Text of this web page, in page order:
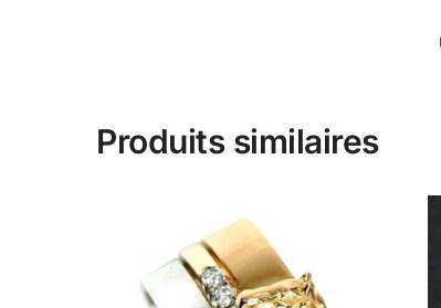
Produits similaires